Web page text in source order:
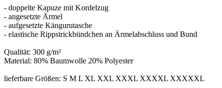
- doppelte Kapuze mit Kordelzug
- angesetzte Ärmel
- aufgesetzte Kängurutasche
- elastische Rippstrickbündchen an Ärmelabschluss und Bund
Qualität: 300 g/m²
Material: 80% Baumwolle 20% Polyester
lieferbare Größen: S M L XL XXL XXXL XXXXL XXXXXL